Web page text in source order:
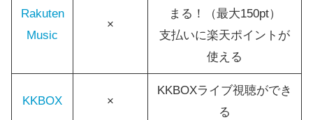
Rakuten
Music
×
まる！（最大150pt）
支払いに楽天ポイントが
使える
KKBOX ×
KKBOXライブ視聴ができ
る